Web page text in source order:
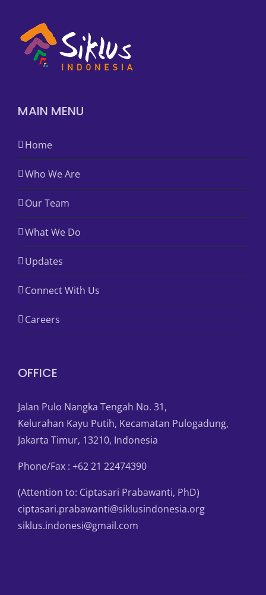
MAIN MENU
Home
Who We Are
Our Team
What We Do
Updates
Connect With Us
Careers
OFFICE
Jalan Pulo Nangka Tengah No. 31,
Kelurahan Kayu Putih, Kecamatan Pulogadung,
Jakarta Timur, 13210, Indonesia
Phone/Fax : +62 21 22474390
(Attention to: Ciptasari Prabawanti, PhD)
ciptasari.prabawanti@siklusindonesia.org
siklus.indonesi@gmail.com